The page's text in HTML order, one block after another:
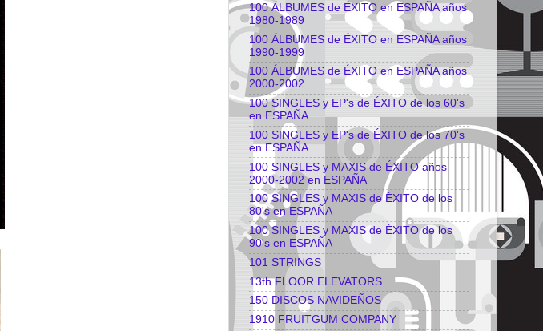
100 ÁLBUMES de ÉXITO en ESPAÑA años
1980-1989
100 ÁLBUMES de ÉXITO en ESPAÑA años
1990-1999
100 ÁLBUMES de ÉXITO en ESPAÑA años
2000-2002
100 SINGLES y EP's de ÉXITO de los 60's
en ESPAÑA
100 SINGLES y EP's de ÉXITO de los 70's
en ESPAÑA
100 SINGLES y MAXIS de ÉXITO años
2000-2002 en ESPAÑA
100 SINGLES y MAXIS de ÉXITO de los
80's en ESPAÑA
100 SINGLES y MAXIS de ÉXITO de los
90's en ESPAÑA
101 STRINGS
13th FLOOR ELEVATORS
150 DISCOS NAVIDEÑOS
1910 FRUITGUM COMPANY